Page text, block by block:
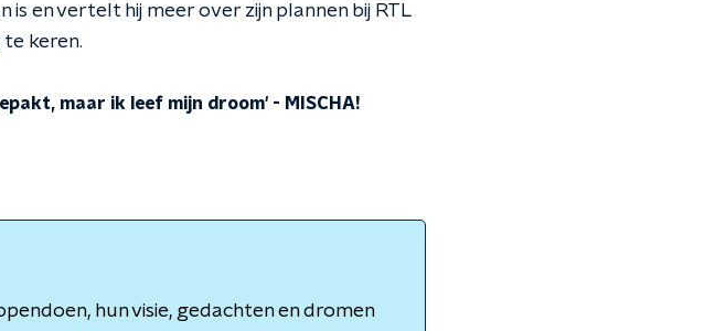
en vertelt hij meer over zijn plannen bij RTL
te keren.
maar ik leef mijn droom' - MISCHA!
hun visie, gedachten en dromen